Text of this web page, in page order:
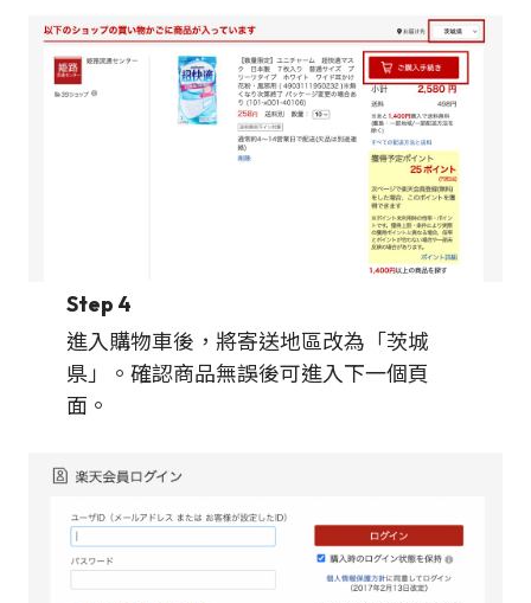
Step 4
進入購物車後，將寄送地區改為「茨城
県」。確認商品無誤後可進入下一個頁
面。